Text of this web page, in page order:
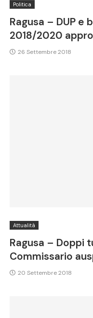
Politica
Ragusa – DUP e
2018/2020
26 Settembre 2018
Attualità
Ragusa – Doppi
Commissario
20 Settembre 2018